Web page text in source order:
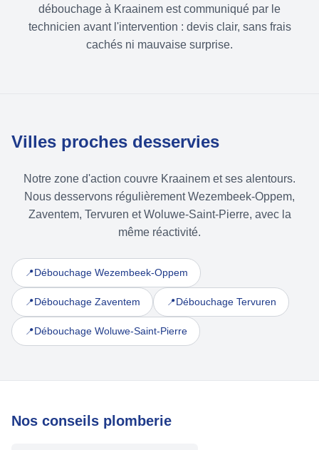
débouchage à Kraainem est communiqué par le
technicien avant l'intervention : devis clair, sans frais
cachés ni mauvaise surprise.
Villes proches desservies
Notre zone d'action couvre Kraainem et ses alentours.
Nous desservons régulièrement Wezembeek-Oppem,
Zaventem, Tervuren et Woluwe-Saint-Pierre, avec la
même réactivité.
📍Débouchage Wezembeek-Oppem
📍Débouchage Zaventem 📍Débouchage Tervuren
📍Débouchage Woluwe-Saint-Pierre
Nos conseils plomberie